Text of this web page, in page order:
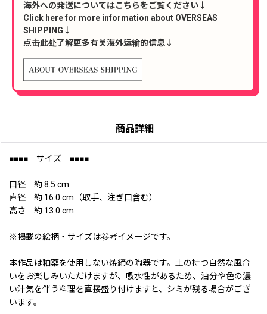
海外への発送についてはこちらをご覧ください↓
Click here for more information about OVERSEAS
SHIPPING↓
点击此处了解更多有关海外运输的信息↓
商品詳細
■■■■ サイズ ■■■■
口径 約 8.5 cm
直径 約 16.0 cm（取手、注ぎ口含む）
高さ 約 13.0 cm
※掲載の絵柄・サイズは参考イメージです。
本作品は釉薬を使用しない焼締の陶器です。土の持つ自然な風合
いをお楽しみいただけますが、吸水性があるため、油分や色の濃
い汁気を伴う料理を直接盛り付けますと、シミが残る場合がござ
います。